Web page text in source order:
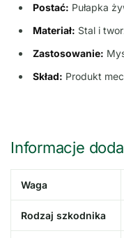
Postać: Pułapka
Materiał: Stal i
Zastosowanie:
Skład: Produkt
Informacje
Waga
Rodzaj szkodnika